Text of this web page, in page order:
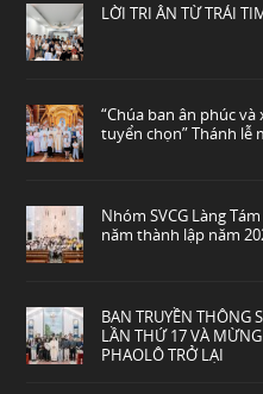
LỜI TRI ÂN TỪ TRÁI
“Chúa ban ân phúc
tuyển chọn” Thánh lễ
Nhóm SVCG Làng
năm thành lập năm
BAN TRUYỀN THÔNG
LẦN THỨ 17 VÀ
PHAOLÔ TRỞ LẠI